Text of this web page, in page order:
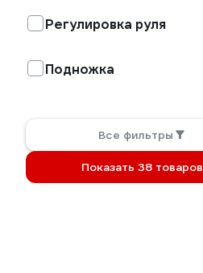
Регулировка руля
Подножка
Все фильтры
Показать 38 товаров